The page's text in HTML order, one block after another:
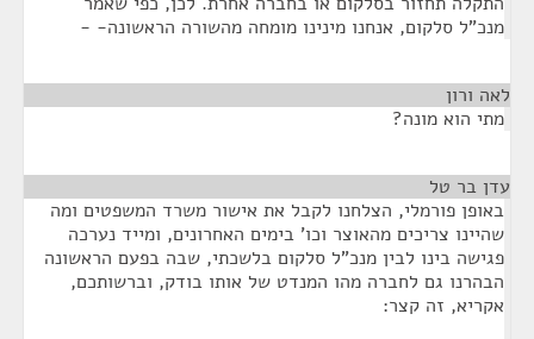
מנכ"ל סלקום, אנחנו מינינו מומחה מהשורה הראשונה- -
לאה ורון
מתי הוא מונה?
עדן בר טל
באופן פורמלי, הצלחנו לקבל את אישור משרד המשפטים ומה
שהיינו צריכים מהאוצר וכו' בימים האחרונים, ומייד נערכה
פגישה בינו לבין מנכ"ל סלקום בלשכתי, שבה בפעם הראשונה
הבהרנו גם לחברה מהו המנדט של אותו בודק, וברשותכם,
אקריא, זה קצר: